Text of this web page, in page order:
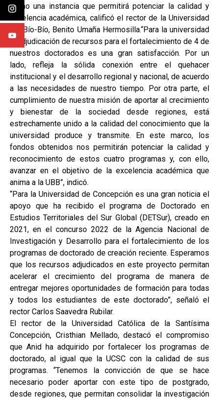
Como una instancia que permitirá potenciar la calidad y
excelencia académica, calificó el rector de la Universidad
del Bío-Bío, Benito Umaña Hermosilla.“Para la universidad
la adjudicación de recursos para el fortalecimiento de 4 de
nuestros doctorados es una gran satisfacción. Por un
lado, refleja la sólida conexión entre el quehacer
institucional y el desarrollo regional y nacional, de acuerdo
a las necesidades de nuestro tiempo. Por otra parte, el
cumplimiento de nuestra misión de aportar al crecimiento
y bienestar de la sociedad desde regiones, está
estrechamente unido a la calidad del conocimiento que la
universidad produce y transmite. En este marco, los
fondos obtenidos nos permitirán potenciar la calidad y
reconocimiento de estos cuatro programas y, con ello,
avanzar en el objetivo de la excelencia académica que
anima a la UBB”, indicó.
“Para la Universidad de Concepción es una gran noticia el
apoyo que ha recibido el programa de Doctorado en
Estudios Territoriales del Sur Global (DETSur), creado en
2021, en el concurso 2022 de la Agencia Nacional de
Investigación y Desarrollo para el fortalecimiento de los
programas de doctorado de creación reciente. Esperamos
que los recursos adjudicados en este proyecto permitan
acelerar el crecimiento del programa de manera de
entregar mejores oportunidades de formación para todas
y todos los estudiantes de este doctorado”, señaló el
rector Carlos Saavedra Rubilar.
El rector de la Universidad Católica de la Santísima
Concepción, Cristhian Mellado, destacó el compromiso
que Anid ha adquirido por fortalecer los programas de
doctorado, al igual que la UCSC con la calidad de sus
programas. “Tenemos la convicción de que se hace
necesario poder aportar con este tipo de postgrado,
desde regiones, que permitan consolidar la investigación